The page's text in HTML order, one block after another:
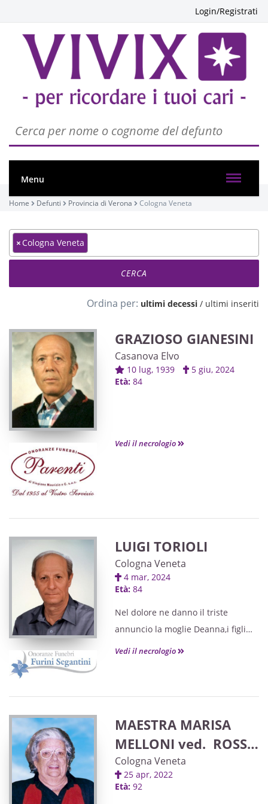
Login/Registrati
Menu
Home Defunti Provincia di Verona Cologna Veneta
×Cologna Veneta
Ordina per: ultimi decessi / ultimi inseriti
GRAZIOSO GIANESINI
Casanova Elvo
10 lug, 1939
5 giu, 2024
Età: 84
Vedi il necrologio
LUIGI TORIOLI
Cologna Veneta
4 mar, 2024
Età: 84
Nel dolore ne danno il triste
annuncio la moglie Deanna,i figli
Federico e Alessio, i fratelli, i
marzo alle ore 15.30 nella chiesa
dalla casa funeraria Athesis di
Legnago.
Un sentito ringraziamento al
personale del reparto Anderlini
Vedi il necrologio
MAESTRA MARISA
MELLONI ved. ROSSI
LUIGI
Cologna Veneta
25 apr, 2022
Età: 92